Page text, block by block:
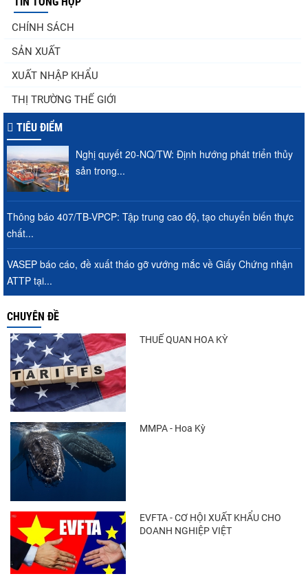
Thuế Mục 301 và bài toán thích ứng của
tôm Việt tại thị...
Nguồn cung giảm, giá cá rô phi Trung
Quốc tiếp tục tăng
Trung Quốc tăng mạnh nhập khẩu mực,
trong khi nguồn cung...
Điểm tin thủy sản thế giới ngày 3/8/2026
CHÍNH SÁCH
SẢN XUẤT
XUẤT NHẬP KHẨU
THỊ TRƯỜNG THẾ GIỚI
TIÊU ĐIỂM
Nghị quyết 20-NQ/TW: Định hướng phát triển thủy
sản trong...
Thông báo 407/TB-VPCP: Tập trung cao độ, tạo chuyển biến thực
chất...
VASEP báo cáo, đề xuất tháo gỡ vướng mắc về Giấy Chứng nhận
ATTP tại...
CHUYÊN ĐỀ
THUẾ QUAN HOA KỲ
MMPA - Hoa Kỳ
EVFTA - CƠ HỘI XUẤT KHẨU CHO
DOANH NGHIỆP VIỆT